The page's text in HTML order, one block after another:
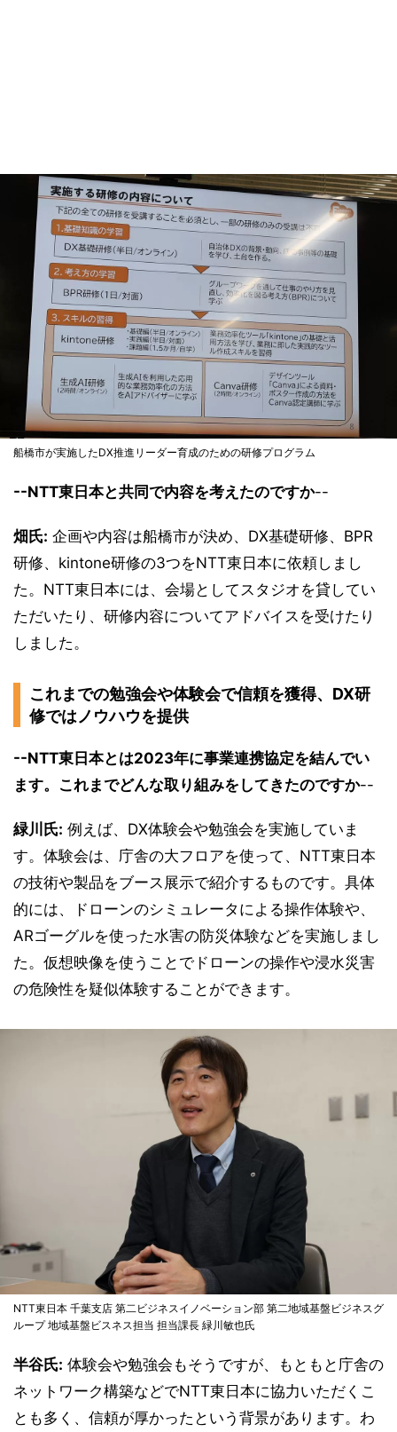
船橋市が実施したDX推進リーダー育成のための研修プログラム
--NTT東日本と共同で内容を考えたのですか--
畑氏: 企画や内容は船橋市が決め、DX基礎研修、BPR
研修、kintone研修の3つをNTT東日本に依頼しまし
た。NTT東日本には、会場としてスタジオを貸してい
ただいたり、研修内容についてアドバイスを受けたり
しました。
これまでの勉強会や体験会で信頼を獲得、DX研
修ではノウハウを提供
--NTT東日本とは2023年に事業連携協定を結んでい
ます。これまでどんな取り組みをしてきたのですか--
緑川氏: 例えば、DX体験会や勉強会を実施していま
す。体験会は、庁舎の大フロアを使って、NTT東日本
の技術や製品をブース展示で紹介するものです。具体
的には、ドローンのシミュレータによる操作体験や、
ARゴーグルを使った水害の防災体験などを実施しまし
た。仮想映像を使うことでドローンの操作や浸水災害
の危険性を疑似体験することができます。
NTT東日本 千葉支店 第二ビジネスイノベーション部 第二地域基盤ビジネスグ
ループ 地域基盤ビスネス担当 担当課長 緑川敏也氏
半谷氏: 体験会や勉強会もそうですが、もともと庁舎の
ネットワーク構築などでNTT東日本に協力いただくこ
とも多く、信頼が厚かったという背景があります。わ